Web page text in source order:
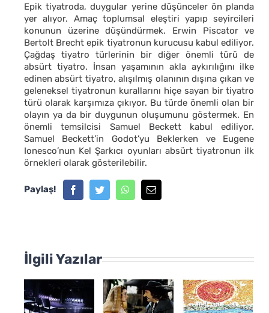
Epik tiyatroda, duygular yerine düşünceler ön planda
yer alıyor. Amaç toplumsal eleştiri yapıp seyircileri
konunun üzerine düşündürmek. Erwin Piscator ve
Bertolt Brecht epik tiyatronun kurucusu kabul ediliyor.
Çağdaş tiyatro türlerinin bir diğer önemli türü de
absürt tiyatro. İnsan yaşamının akla aykırılığını ilke
edinen absürt tiyatro, alışılmış olanının dışına çıkan ve
geleneksel tiyatronun kurallarını hiçe sayan bir tiyatro
türü olarak karşımıza çıkıyor. Bu türde önemli olan bir
olayın ya da bir duygunun oluşumunu göstermek. En
önemli temsilcisi Samuel Beckett kabul ediliyor.
Samuel Beckett’in Godot’yu Beklerken ve Eugene
Ionesco’nun Kel Şarkıcı oyunları absürt tiyatronun ilk
örnekleri olarak gösterilebilir.
Paylaş!
İlgili Yazılar